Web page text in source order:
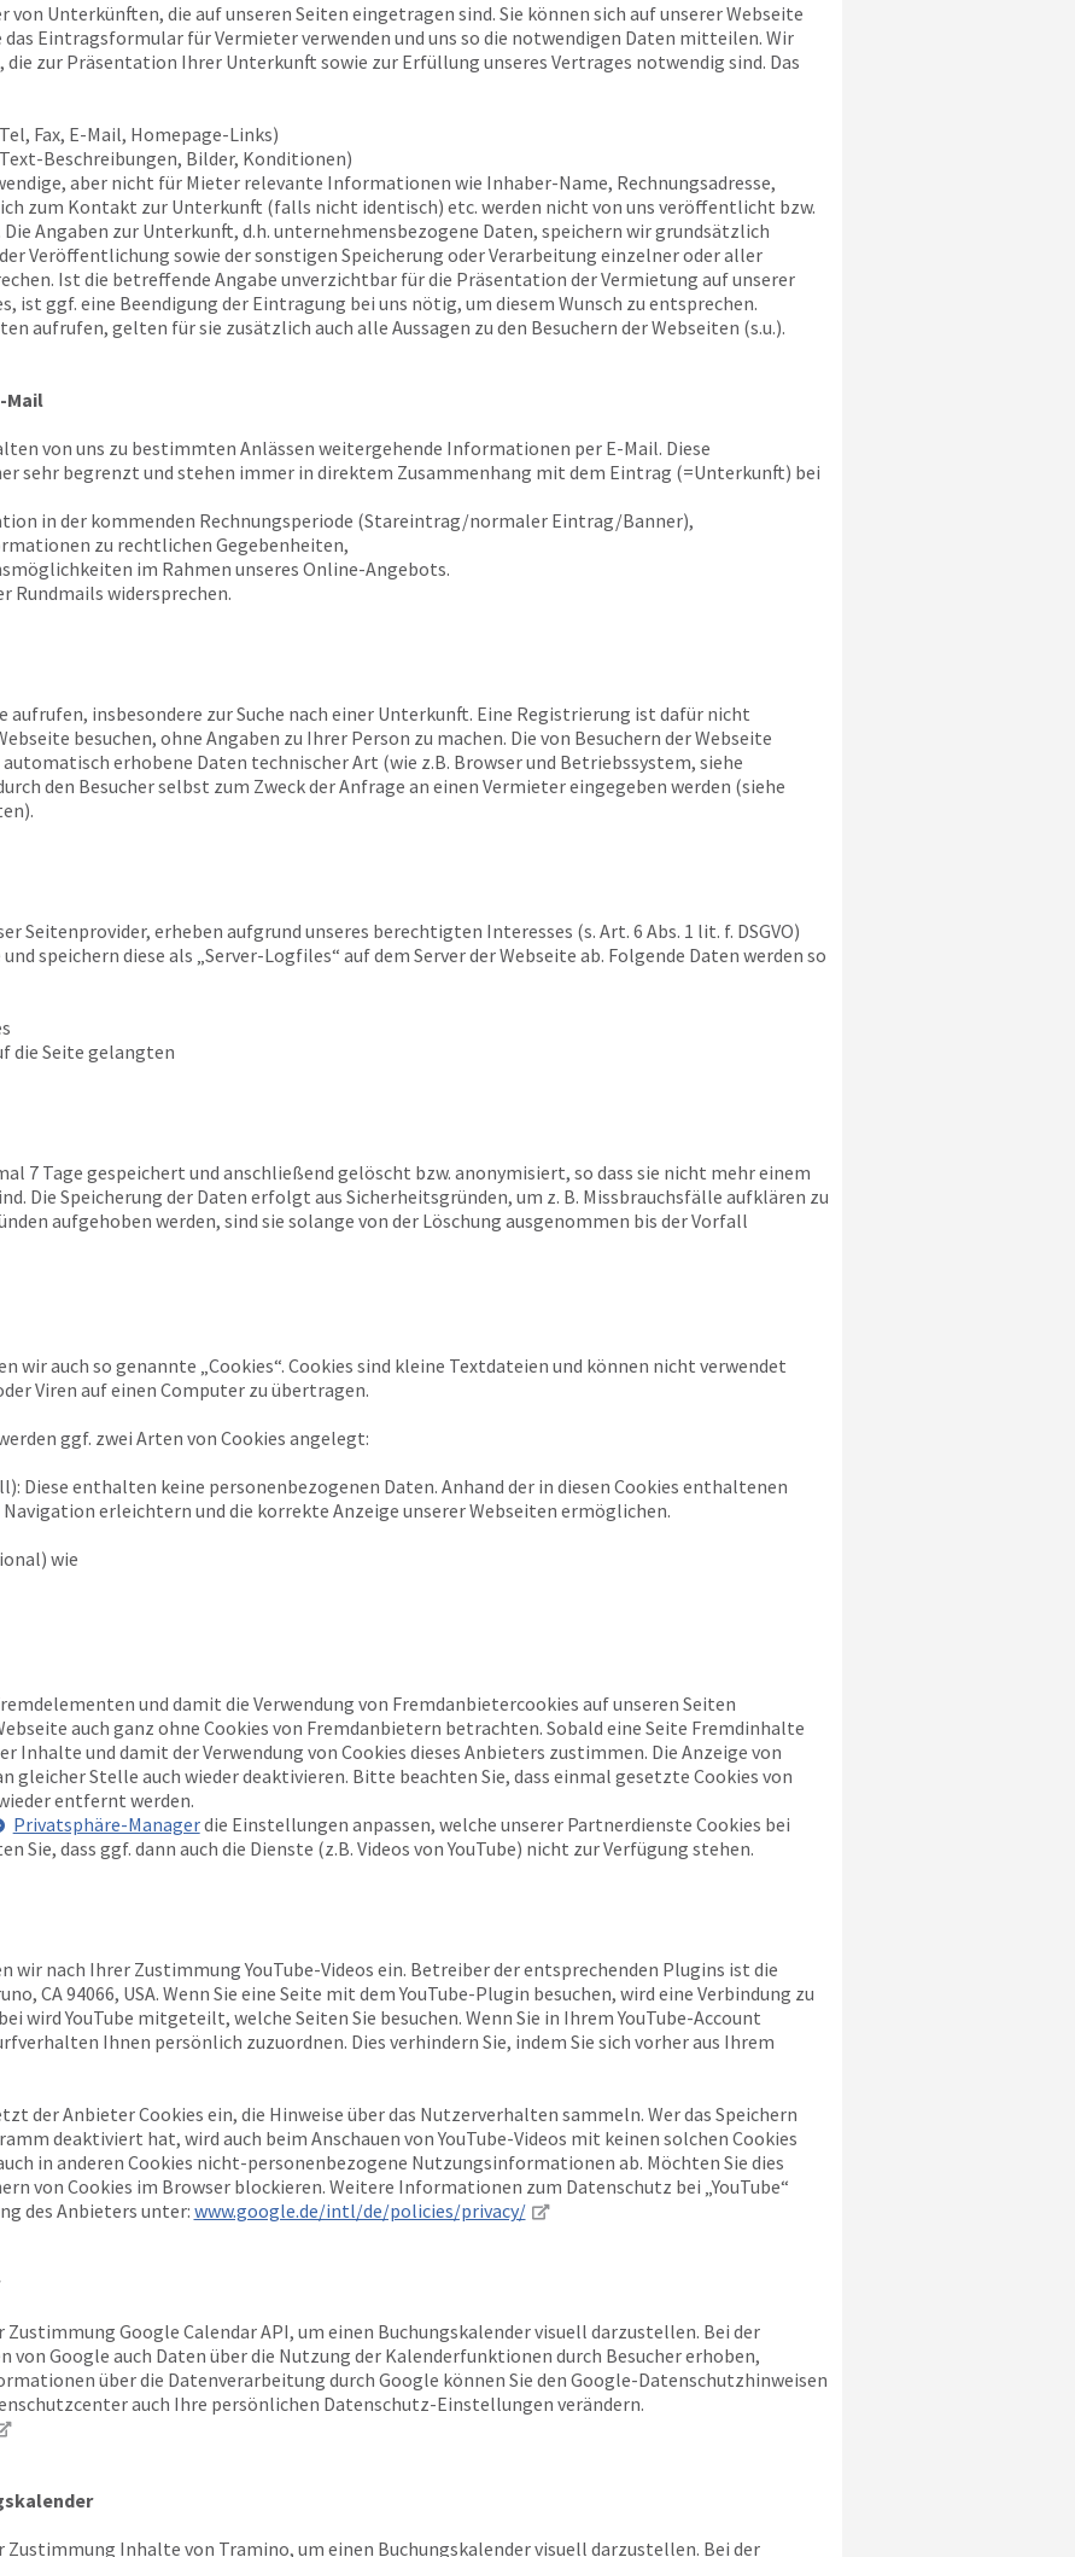
Unterkünften, die auf unseren Seiten eingetragen sind. Sie können sich auf unserer Webseite
Eintragsformular für Vermieter verwenden und uns so die notwendigen Daten mitteilen. Wir
zur Präsentation Ihrer Unterkunft sowie zur Erfüllung unseres Vertrages notwendig sind. Das
Fax, E-Mail, Homepage-Links)
Beschreibungen, Bilder, Konditionen)
aber nicht für Mieter relevante Informationen wie Inhaber-Name, Rechnungsadresse,
zum Kontakt zur Unterkunft (falls nicht identisch) etc. werden nicht von uns veröffentlicht bzw.
Angaben zur Unterkunft, d.h. unternehmensbezogene Daten, speichern wir grundsätzlich
Veröffentlichung sowie der sonstigen Speicherung oder Verarbeitung einzelner oder aller
Ist die betreffende Angabe unverzichtbar für die Präsentation der Vermietung auf unserer
ist ggf. eine Beendigung der Eintragung bei uns nötig, um diesem Wunsch zu entsprechen.
aufrufen, gelten für sie zusätzlich auch alle Aussagen zu den Besuchern der Webseiten (s.u.).
Mail
von uns zu bestimmten Anlässen weitergehende Informationen per E-Mail. Diese
sehr begrenzt und stehen immer in direktem Zusammenhang mit dem Eintrag (=Unterkunft) bei
in der kommenden Rechnungsperiode (Stareintrag/normaler Eintrag/Banner),
zu rechtlichen Gegebenheiten,
im Rahmen unseres Online-Angebots.
Rundmails widersprechen.
aufrufen, insbesondere zur Suche nach einer Unterkunft. Eine Registrierung ist dafür nicht
besuchen, ohne Angaben zu Ihrer Person zu machen. Die von Besuchern der Webseite
erhobene Daten technischer Art (wie z.B. Browser und Betriebssystem, siehe
den Besucher selbst zum Zweck der Anfrage an einen Vermieter eingegeben werden (siehe
Seitenprovider, erheben aufgrund unseres berechtigten Interesses (s. Art. 6 Abs. 1 lit. f. DSGVO)
speichern diese als „Server-Logfiles“ auf dem Server der Webseite ab. Folgende Daten werden so
die Seite gelangten
7 Tage gespeichert und anschließend gelöscht bzw. anonymisiert, so dass sie nicht mehr einem
Die Speicherung der Daten erfolgt aus Sicherheitsgründen, um z. B. Missbrauchsfälle aufklären zu
aufgehoben werden, sind sie solange von der Löschung ausgenommen bis der Vorfall
wir auch so genannte „Cookies“. Cookies sind kleine Textdateien und können nicht verwendet
Viren auf einen Computer zu übertragen.
ggf. zwei Arten von Cookies angelegt:
Diese enthalten keine personenbezogenen Daten. Anhand der in diesen Cookies enthaltenen
erleichtern und die korrekte Anzeige unserer Webseiten ermöglichen.
wie
und damit die Verwendung von Fremdanbietercookies auf unseren Seiten
auch ganz ohne Cookies von Fremdanbietern betrachten. Sobald eine Seite Fremdinhalte
Inhalte und damit der Verwendung von Cookies dieses Anbieters zustimmen. Die Anzeige von
gleicher Stelle auch wieder deaktivieren. Bitte beachten Sie, dass einmal gesetzte Cookies von
entfernt werden.
Privatsphäre-Managerdie Einstellungen anpassen, welche unserer Partnerdienste Cookies bei
Sie, dass ggf. dann auch die Dienste (z.B. Videos von YouTube) nicht zur Verfügung stehen.
wir nach Ihrer Zustimmung YouTube-Videos ein. Betreiber der entsprechenden Plugins ist die
CA 94066, USA. Wenn Sie eine Seite mit dem YouTube-Plugin besuchen, wird eine Verbindung zu
wird YouTube mitgeteilt, welche Seiten Sie besuchen. Wenn Sie in Ihrem YouTube-Account
Ihnen persönlich zuzuordnen. Dies verhindern Sie, indem Sie sich vorher aus Ihrem
der Anbieter Cookies ein, die Hinweise über das Nutzerverhalten sammeln. Wer das Speichern
deaktiviert hat, wird auch beim Anschauen von YouTube-Videos mit keinen solchen Cookies
in anderen Cookies nicht-personenbezogene Nutzungsinformationen ab. Möchten Sie dies
von Cookies im Browser blockieren. Weitere Informationen zum Datenschutz bei „YouTube“
des Anbieters unter: www.google.de/intl/de/policies/privacy/
Zustimmung Google Calendar API, um einen Buchungskalender visuell darzustellen. Bei der
von Google auch Daten über die Nutzung der Kalenderfunktionen durch Besucher erhoben,
über die Datenverarbeitung durch Google können Sie den Google-Datenschutzhinweisen
auch Ihre persönlichen Datenschutz-Einstellungen verändern.
Zustimmung Inhalte von Tramino, um einen Buchungskalender visuell darzustellen. Bei der